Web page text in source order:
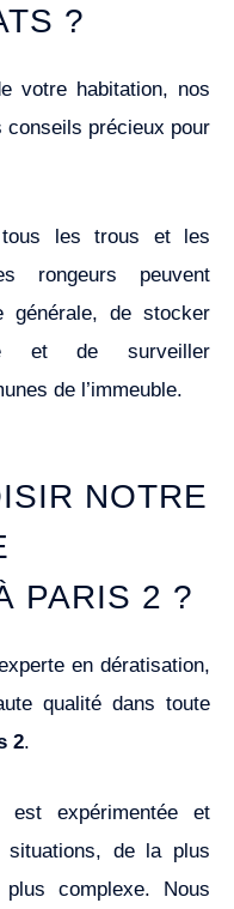
?
votre habitation, nos
précieux pour
les trous et les
rongeurs peuvent
générale, de stocker
et de surveiller
de l’immeuble.
NOTRE
PARIS 2 ?
en dératisation,
qualité dans toute
2.
est expérimentée et
de la plus
complexe. Nous